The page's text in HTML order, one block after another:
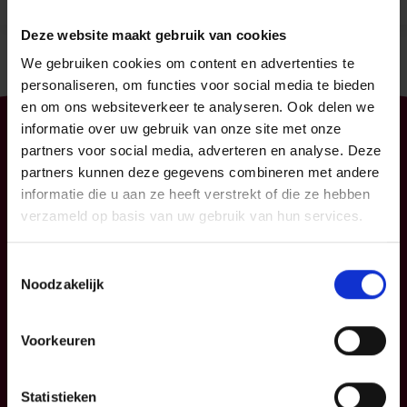
Deze website maakt gebruik van cookies
We gebruiken cookies om content en advertenties te
personaliseren, om functies voor social media te bieden
en om ons websiteverkeer te analyseren. Ook delen we
informatie over uw gebruik van onze site met onze
partners voor social media, adverteren en analyse. Deze
partners kunnen deze gegevens combineren met andere
informatie die u aan ze heeft verstrekt of die ze hebben
verzameld op basis van uw gebruik van hun services.
Noodzakelijk
Voorkeuren
Statistieken
Particulier
Uw mobiliteit
Uw woning en
beleggen
Professioneel
Uw bedrijf
KMO
Info